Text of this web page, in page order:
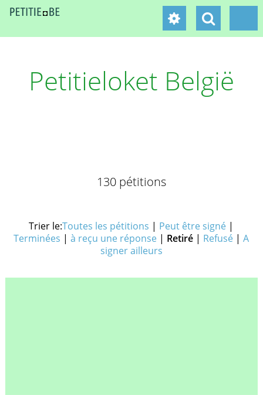
Petitieloket België
130 pétitions
Trier le:Toutes les pétitions | Peut être signé |
Terminées |à reçu une réponse | Retiré | Refusé |A
signer ailleurs